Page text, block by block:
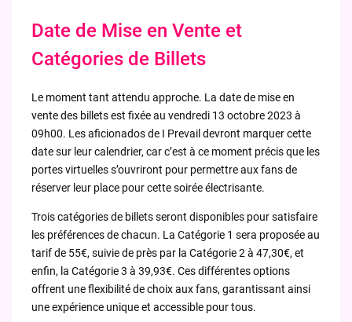
Date de Mise en Vente et
Catégories de Billets
Le moment tant attendu approche. La date de mise en
vente des billets est fixée au vendredi 13 octobre 2023 à
09h00. Les aficionados de I Prevail devront marquer cette
date sur leur calendrier, car c’est à ce moment précis que les
portes virtuelles s’ouvriront pour permettre aux fans de
réserver leur place pour cette soirée électrisante.
Trois catégories de billets seront disponibles pour satisfaire
les préférences de chacun. La Catégorie 1 sera proposée au
tarif de 55€, suivie de près par la Catégorie 2 à 47,30€, et
enfin, la Catégorie 3 à 39,93€. Ces différentes options
offrent une flexibilité de choix aux fans, garantissant ainsi
une expérience unique et accessible pour tous.